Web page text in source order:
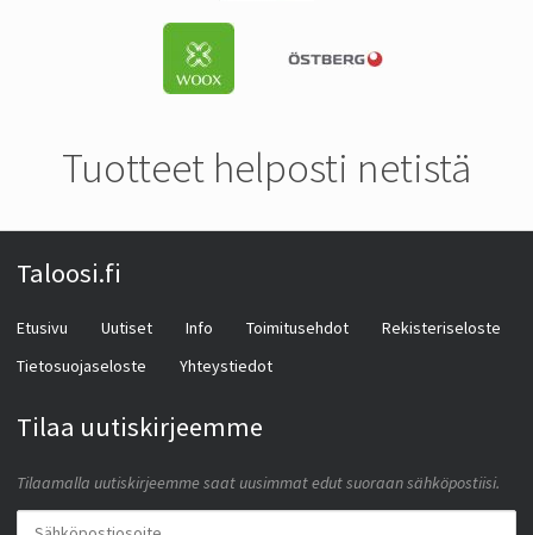
Tuotteet helposti netistä
Taloosi.fi
Etusivu Uutiset Info Toimitusehdot
Rekisteriseloste
Tietosuojaseloste
Yhteystiedot
Tilaa uutiskirjeemme
Tilaamalla uutiskirjeemme saat uusimmat edut suoraan sähköpostiisi.